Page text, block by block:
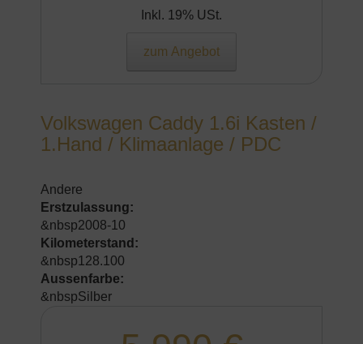
Inkl. 19% USt.
zum Angebot
Volkswagen Caddy 1.6i Kasten /
1.Hand / Klimaanlage / PDC
Andere
Erstzulassung:
&nbsp2008-10
Kilometerstand:
&nbsp128.100
Aussenfarbe:
&nbspSilber